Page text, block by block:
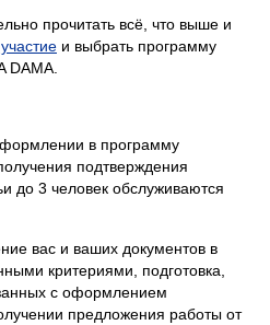
прочитать всё, что выше и
и выбрать программу
DAMA.
в программу
подтверждения
до 3 человек обслуживаются
вас и ваших документов в
критериями, подготовка,
с оформлением
предложения работы от